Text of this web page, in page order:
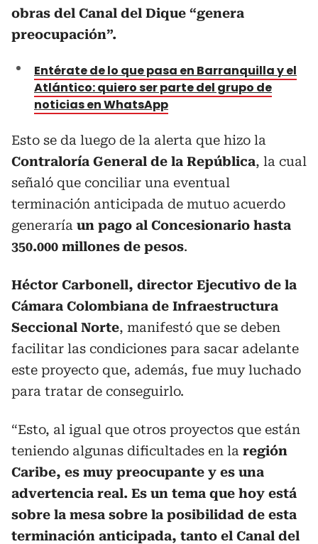
obras del Canal del Dique “genera
preocupación”.
Entérate de lo que pasa en Barranquilla y el
Atlántico: quiero ser parte del grupo de
noticias en WhatsApp
Esto se da luego de la alerta que hizo la
Contraloría General de la República, la cual
señaló que conciliar una eventual
terminación anticipada de mutuo acuerdo
generaría un pago al Concesionario hasta
350.000 millones de pesos.
Héctor Carbonell, director Ejecutivo de la
Cámara Colombiana de Infraestructura
Seccional Norte, manifestó que se deben
facilitar las condiciones para sacar adelante
este proyecto que, además, fue muy luchado
para tratar de conseguirlo.
“Esto, al igual que otros proyectos que están
teniendo algunas dificultades en la región
Caribe, es muy preocupante y es una
advertencia real. Es un tema que hoy está
sobre la mesa sobre la posibilidad de esta
terminación anticipada, tanto el Canal del